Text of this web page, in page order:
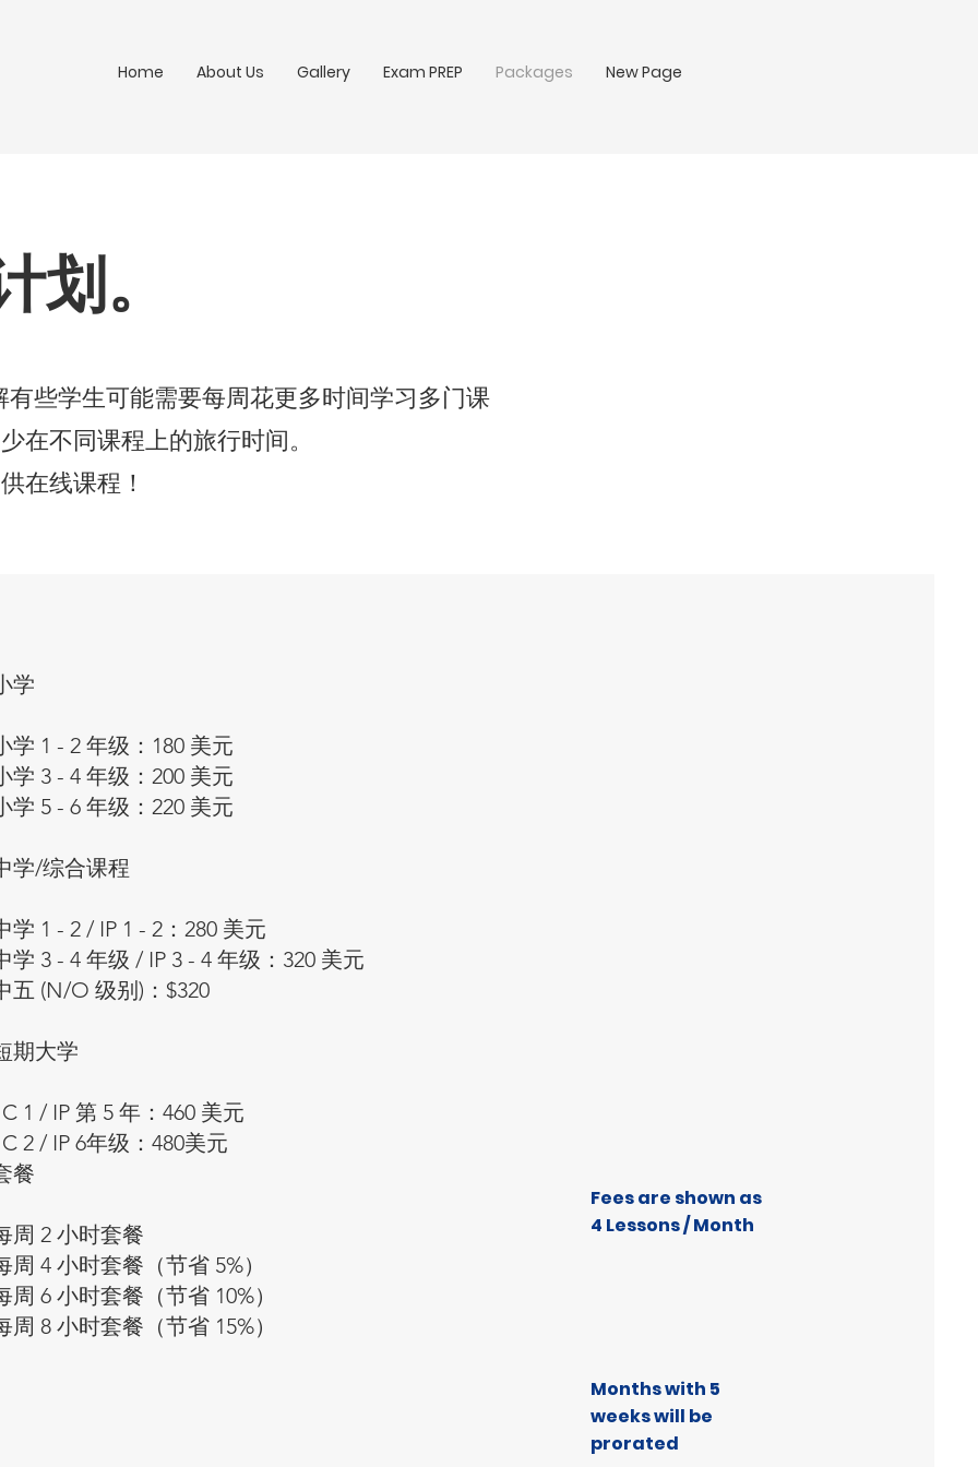
Home About Us Gallery Exam PREP Packages New Page
。
些学生可能需要每周花更多时间学习多门课
在不同课程上的旅行时间。
在线课程！
学
学 1 - 2 年级：180 美元
学 3 - 4 年级：200 美元
学 5 - 6 年级：220 美元
学/综合课程
学 1 - 2 / IP 1 - 2：280 美元
学 3 - 4 年级 / IP 3 - 4 年级：320 美元
五 (N/O 级别)：$320
期大学
1 / IP 第 5 年：460 美元
2 / IP 6年级：480美元
餐
周 2 小时套餐
周 4 小时套餐（节省 5%）
周 6 小时套餐（节省 10%）
周 8 小时套餐（节省 15%）
Fees are shown as
4 Lessons / Month
Months with 5
weeks will be
prorated